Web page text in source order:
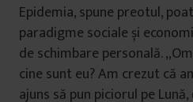
Epidemia, spune preotul,
paradigme sociale și
de schimbare personală.
cine sunt eu? Am crezut că
ajuns să pun piciorul pe